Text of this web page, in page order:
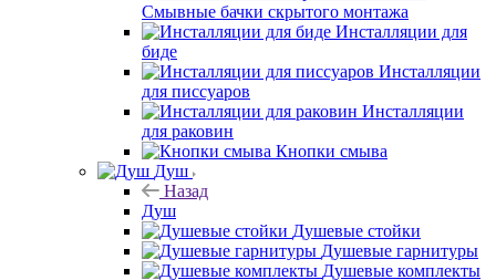
Смывные бачки скрытого монтажа
Инсталляции для
биде
Инсталляции
для писсуаров
Инсталляции
для раковин
Кнопки смыва
Душ
Назад
Душ
Душевые стойки
Душевые гарнитуры
Душевые комплекты